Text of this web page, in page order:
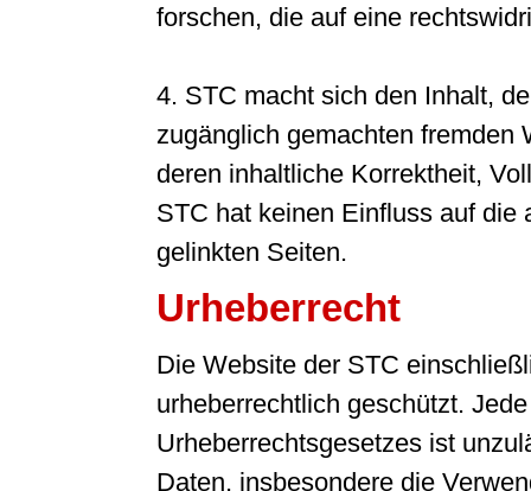
forschen, die auf eine
4. STC macht sich den Inhalt,
zugänglich gemachten fremden
deren inhaltliche Korrektheit,
STC hat keinen Einfluss auf die
gelinkten Seiten.
Urheberrecht
Die Website der STC
urheberrechtlich geschützt.
Urheberrechtsgesetzes ist
Daten, insbesondere die